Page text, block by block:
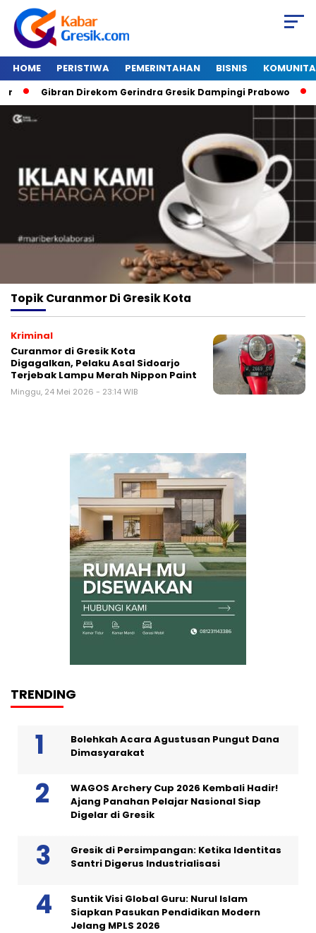
HOME PERISTIWA PEMERINTAHAN BISNIS
Gibran Direkom Gerindra Gresik Dampingi Prabowo
TopikCuranmor Di Gresik Kota
Kriminal
Curanmor di Gresik Kota
Digagalkan, Pelaku Asal Sidoarjo
Terjebak Lampu Merah Nippon Paint
Minggu, 24 Mei 2026 - 23:14 WIB
TRENDING
Bolehkah Acara Agustusan Pungut Dana
Dimasyarakat
WAGOS Archery Cup 2026 Kembali Hadir!
Ajang Panahan Pelajar Nasional Siap
Digelar di Gresik
Gresik di Persimpangan: Ketika Identitas
Santri Digerus Industrialisasi
Suntik Visi Global Guru: Nurul Islam
Siapkan Pasukan Pendidikan Modern
Jelang MPLS 2026